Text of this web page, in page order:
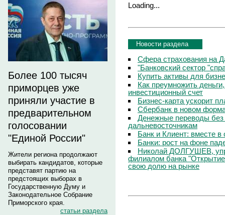
Более 100 тысяч
приморцев уже
приняли участие в
предварительном
голосовании
"Единой России"
Жители региона продолжают
выбирать кандидатов, которые
представят партию на
предстоящих выборах в
Государственную Думу и
Законодательное Собрание
Приморского края.
статьи раздела
Loading...
Новости раздела
Сфера страхования на
"Банковский сектор
Купить активы для
Как преумножить
инвестиционный счет
Бизнес-карта ускорит
Сбербанк в новом
Денежные переводы без
дальневосточникам
Банк и Клиент: вместе в
Банки: рост на фоне
Николай ДОЛГУШЕВ,
филиалом банка
свою долю на рынке